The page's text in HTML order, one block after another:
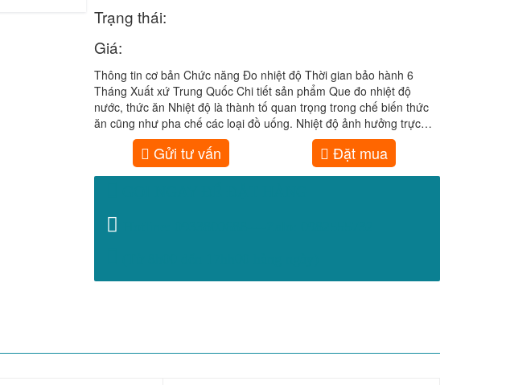
Trạng thái:
Giá:
Thông tin cơ bản Chức năng Đo nhiệt độ Thời gian bảo hành 6
Tháng Xuất xứ Trung Quốc Chi tiết sản phẩm Que đo nhiệt độ
nước, thức ăn Nhiệt độ là thành tố quan trọng trong chế biến thức
ăn cũng như pha chế các loại đồ uống. Nhiệt độ ảnh hưởng trực…
Gửi tư vấn Đặt mua